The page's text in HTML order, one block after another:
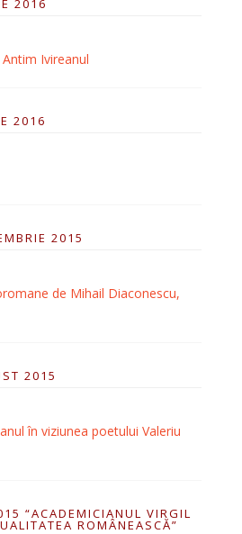
2016
Ivireanul
2016
2015
de Mihail Diaconescu,
2015
în viziunea poetului Valeriu
“ACADEMICIANUL VIRGIL
ROMÂNEASCĂ”